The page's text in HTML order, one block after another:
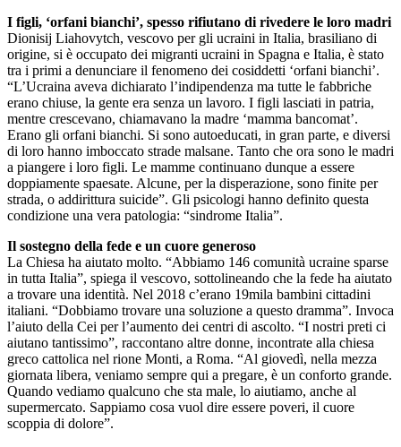
I figli, ‘orfani bianchi’, spesso rifiutano di rivedere le loro madri
Dionisij Liahovytch, vescovo per gli ucraini in Italia, brasiliano di
origine, si è occupato dei migranti ucraini in Spagna e Italia, è stato
tra i primi a denunciare il fenomeno dei cosiddetti ‘orfani bianchi’.
“L’Ucraina aveva dichiarato l’indipendenza ma tutte le fabbriche
erano chiuse, la gente era senza un lavoro. I figli lasciati in patria,
mentre crescevano, chiamavano la madre ‘mamma bancomat’.
Erano gli orfani bianchi. Si sono autoeducati, in gran parte, e diversi
di loro hanno imboccato strade malsane. Tanto che ora sono le madri
a piangere i loro figli. Le mamme continuano dunque a essere
doppiamente spaesate. Alcune, per la disperazione, sono finite per
strada, o addirittura suicide”. Gli psicologi hanno definito questa
condizione una vera patologia: “sindrome Italia”.
Il sostegno della fede e un cuore generoso
La Chiesa ha aiutato molto. “Abbiamo 146 comunità ucraine sparse
in tutta Italia”, spiega il vescovo, sottolineando che la fede ha aiutato
a trovare una identità. Nel 2018 c’erano 19mila bambini cittadini
italiani. “Dobbiamo trovare una soluzione a questo dramma”. Invoca
l’aiuto della Cei per l’aumento dei centri di ascolto. “I nostri preti ci
aiutano tantissimo”, raccontano altre donne, incontrate alla chiesa
greco cattolica nel rione Monti, a Roma. “Al giovedì, nella mezza
giornata libera, veniamo sempre qui a pregare, è un conforto grande.
Quando vediamo qualcuno che sta male, lo aiutiamo, anche al
supermercato. Sappiamo cosa vuol dire essere poveri, il cuore
scoppia di dolore”.